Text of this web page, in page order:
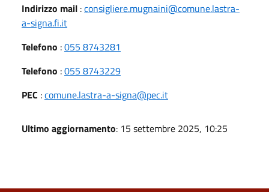
Indirizzo mail :consigliere.mugnaini@comune.lastra-
a-signa.fi.it
Telefono :055 8743281
Telefono :055 8743229
PEC :comune.lastra-a-signa@pec.it
Ultimo aggiornamento: 15 settembre 2025, 10:25